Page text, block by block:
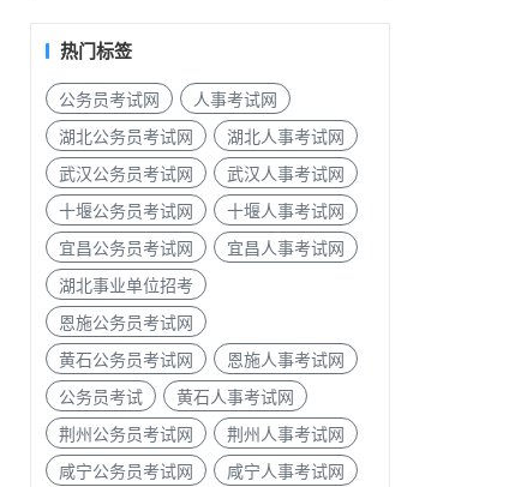
热门标签
公务员考试网
人事考试网
湖北公务员考试网
湖北人事考试网
武汉公务员考试网
武汉人事考试网
十堰公务员考试网
十堰人事考试网
宜昌公务员考试网
宜昌人事考试网
湖北事业单位招考
恩施公务员考试网
黄石公务员考试网
恩施人事考试网
公务员考试
黄石人事考试网
荆州公务员考试网
荆州人事考试网
咸宁公务员考试网
咸宁人事考试网